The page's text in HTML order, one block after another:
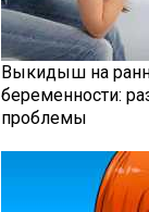
Выкидыш на
беременности:
проблемы